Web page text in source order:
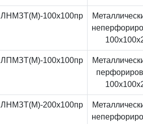
ЛНМЗТ(М)-100x100пр
ЛПМЗТ(М)-100x100пр
ЛНМЗТ(М)-200x100пр